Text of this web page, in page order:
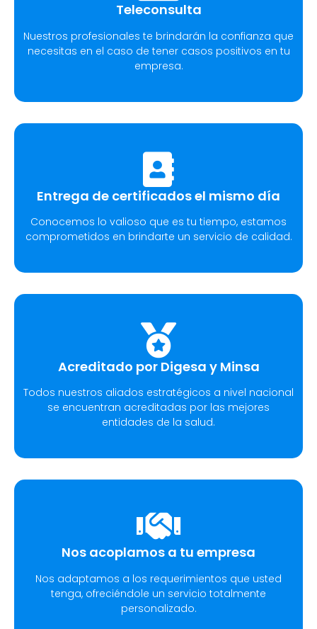
Teleconsulta
Nuestros profesionales te brindarán la confianza que
necesitas en el caso de tener casos positivos en tu
empresa.
Entrega de certificados el mismo día
Conocemos lo valioso que es tu tiempo, estamos
comprometidos en brindarte un servicio de calidad.
Acreditado por Digesa y Minsa​
Todos nuestros aliados estratégicos a nivel nacional
se encuentran acreditadas por las mejores
entidades de la salud.
Nos acoplamos a tu empresa
Nos adaptamos a los requerimientos que usted
tenga, ofreciéndole un servicio totalmente
personalizado.